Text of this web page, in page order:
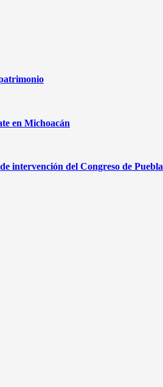
en Michoacán
intervención del Congreso de Puebla